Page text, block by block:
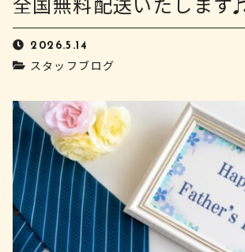
2026.5.14
スタッフブログ